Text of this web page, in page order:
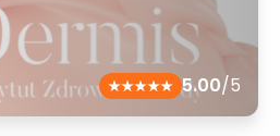
5.00/5